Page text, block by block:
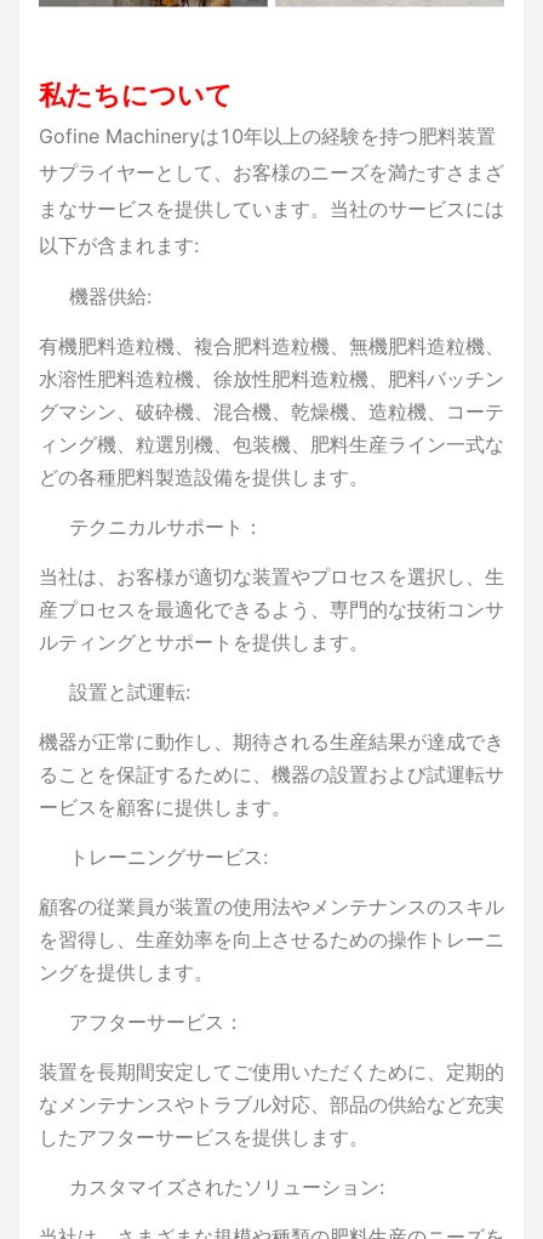
私たちについて
Gofine Machineryは10年以上の経験を持つ肥料装置
サプライヤーとして、お客様のニーズを満たすさまざ
まなサービスを提供しています。当社のサービスには
以下が含まれます:
機器供給:
有機肥料造粒機、複合肥料造粒機、無機肥料造粒機、
水溶性肥料造粒機、徐放性肥料造粒機、肥料バッチン
グマシン、破砕機、混合機、乾燥機、造粒機、コーテ
ィング機、粒選別機、包装機、肥料生産ライン一式な
どの各種肥料製造設備を提供します。
テクニカルサポート：
当社は、お客様が適切な装置やプロセスを選択し、生
産プロセスを最適化できるよう、専門的な技術コンサ
ルティングとサポートを提供します。
設置と試運転:
機器が正常に動作し、期待される生産結果が達成でき
ることを保証するために、機器の設置および試運転サ
ービスを顧客に提供します。
トレーニングサービス:
顧客の従業員が装置の使用法やメンテナンスのスキル
を習得し、生産効率を向上させるための操作トレーニ
ングを提供します。
アフターサービス：
装置を長期間安定してご使用いただくために、定期的
なメンテナンスやトラブル対応、部品の供給など充実
したアフターサービスを提供します。
カスタマイズされたソリューション: